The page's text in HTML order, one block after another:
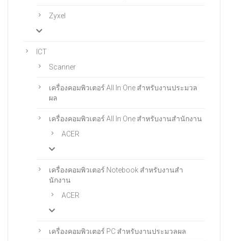
Zyxel
ICT
Scanner
เครื่องคอมพิวเตอร์ All In One สําหรับงานประมวล
ผล
เครื่องคอมพิวเตอร์ All In One สําหรับงานสํานักงาน
ACER
เครื่องคอมพิวเตอร์ Notebook สําหรับงานสํา
นักงาน
ACER
เครื่องคอมพิวเตอร์ PC สำหรับงานประมวลผล